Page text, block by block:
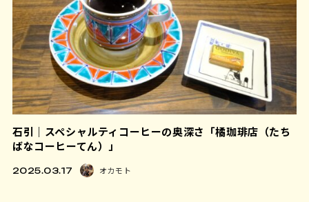
石引｜スペシャルティコーヒーの奥深さ「橘珈琲店（たち
ばなコーヒーてん）」
2025.03.17 オカモト